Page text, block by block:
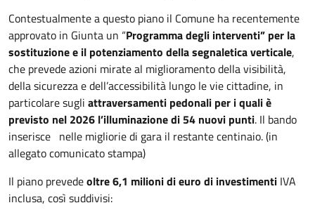
Contestualmente a questo piano il Comune ha recentemente
approvato in Giunta un “Programma degli interventi” per la
sostituzione e il potenziamento della segnaletica verticale,
che prevede azioni mirate al miglioramento della visibilità,
della sicurezza e dell’accessibilità lungo le vie cittadine, in
particolare sugli attraversamenti pedonali per i quali è
previsto nel 2026 l’illuminazione di 54 nuovi punti. Il bando
inserisce nelle migliorie di gara il restante centinaio. (in
allegato comunicato stampa)
Il piano prevedeoltre 6,1 milioni di euro di investimenti IVA
inclusa, così suddivisi: